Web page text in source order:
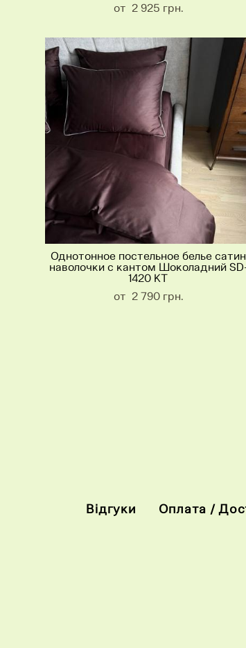
от 2 925 грн.
Однотонное постельное белье сатин
наволочки с кантом Шоколадний
1420 KT
от 2 790 грн.
Відгуки Оплата /